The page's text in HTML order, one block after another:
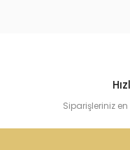
Siparişleriniz en